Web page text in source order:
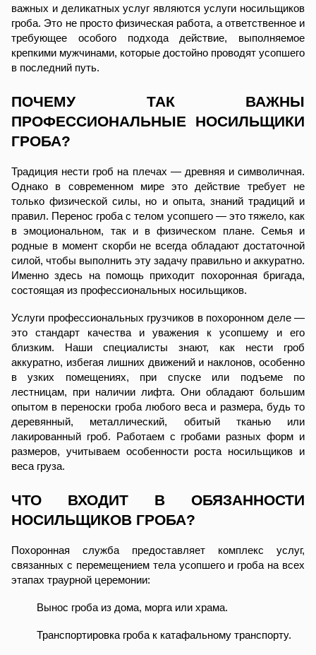
важных и деликатных услуг являются услуги носильщиков
гроба. Это не просто физическая работа, а ответственное и
требующее особого подхода действие, выполняемое
крепкими мужчинами, которые достойно проводят усопшего
в последний путь.
ПОЧЕМУ ТАК ВАЖНЫ
ПРОФЕССИОНАЛЬНЫЕ НОСИЛЬЩИКИ
ГРОБА?
Традиция нести гроб на плечах — древняя и символичная.
Однако в современном мире это действие требует не
только физической силы, но и опыта, знаний традиций и
правил. Перенос гроба с телом усопшего — это тяжело, как
в эмоциональном, так и в физическом плане. Семья и
родные в момент скорби не всегда обладают достаточной
силой, чтобы выполнить эту задачу правильно и аккуратно.
Именно здесь на помощь приходит похоронная бригада,
состоящая из профессиональных носильщиков.
Услуги профессиональных грузчиков в похоронном деле —
это стандарт качества и уважения к усопшему и его
близким. Наши специалисты знают, как нести гроб
аккуратно, избегая лишних движений и наклонов, особенно
в узких помещениях, при спуске или подъеме по
лестницам, при наличии лифта. Они обладают большим
опытом в переноски гроба любого веса и размера, будь то
деревянный, металлический, обитый тканью или
лакированный гроб. Работаем с гробами разных форм и
размеров, учитываем особенности роста носильщиков и
веса груза.
ЧТО ВХОДИТ В ОБЯЗАННОСТИ
НОСИЛЬЩИКОВ ГРОБА?
Похоронная служба предоставляет комплекс услуг,
связанных с перемещением тела усопшего и гроба на всех
этапах траурной церемонии:
Вынос гроба из дома, морга или храма.
Транспортировка гроба к катафальному транспорту.